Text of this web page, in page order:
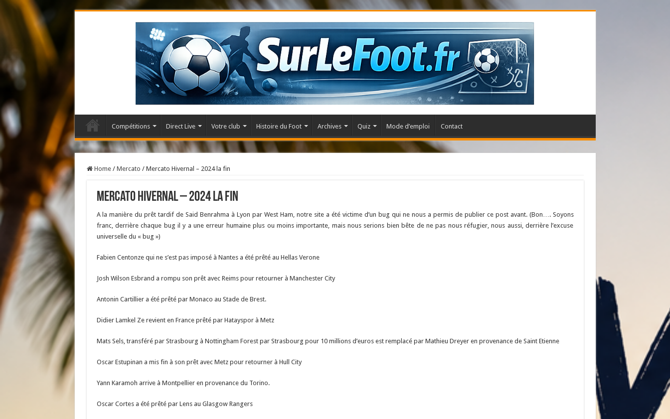
Compétitions Direct Live Votre club Histoire du Foot Archives Quiz Mode d’emploi Contact
Home / Mercato / Mercato Hivernal – 2024 la fin
Mercato Hivernal – 2024 la fin
A la manière du prêt tardif de Said Benrahma à Lyon par West Ham, notre site a été victime d’un bug qui ne nous a permis de publier ce post avant. (Bon…. Soyons
franc, derrière chaque bug il y a une erreur humaine plus ou moins importante, mais nous serions bien bête de ne pas nous réfugier, nous aussi, derrière l’excuse
universelle du « bug »)
Fabien Centonze qui ne s’est pas imposé à Nantes a été prêté au Hellas Verone
Josh Wilson Esbrand a rompu son prêt avec Reims pour retourner à Manchester City
Antonin Cartillier a été prêté par Monaco au Stade de Brest.
Didier Lamkel Ze revient en France prêté par Hatayspor à Metz
Mats Sels, transféré par Strasbourg à Nottingham Forest par Strasbourg pour 10 millions d’euros est remplacé par Mathieu Dreyer en provenance de Saint Etienne
Oscar Estupinan a mis fin à son prêt avec Metz pour retourner à Hull City
Yann Karamoh arrive à Montpellier en provenance du Torino.
Oscar Cortes a été prêté par Lens au Glasgow Rangers